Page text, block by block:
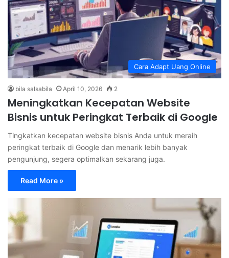
Cara Adapt Uang Online
bila salsabila April 10, 2026 2
Meningkatkan Kecepatan Website
Bisnis untuk Peringkat Terbaik di Google
Tingkatkan kecepatan website bisnis Anda untuk meraih
peringkat terbaik di Google dan menarik lebih banyak
pengunjung, segera optimalkan sekarang juga.
Read More »